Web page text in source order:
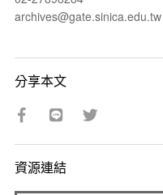
archives@gate.sinica.edu.tw
分享本文
資源連結